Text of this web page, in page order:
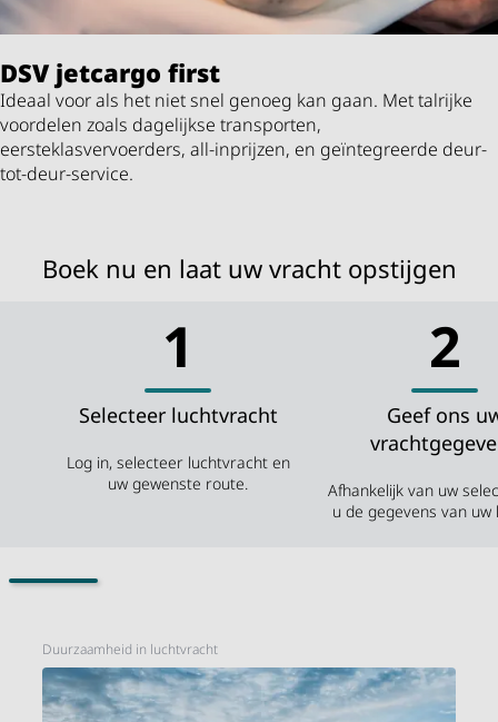
DSVjetcargo first
Ideaal voor als het niet snel genoeg kan gaan. Met talrijke
voordelen zoals dagelijkse transporten,
eersteklasvervoerders, all-inprijzen, en geïntegreerde deur-
tot-deur-service.
Boek nu en laat uw vracht opstijgen
1
Selecteer luchtvracht
Log in, selecteer luchtvracht en
uw gewenste route.
2
Geef ons
Afhankelijk van uw
u de gegevens van uw
Duurzaamheid in luchtvracht